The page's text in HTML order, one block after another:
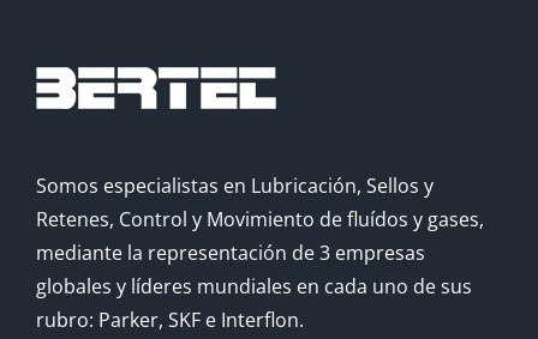
Somos especialistas en Lubricación, Sellos y
Retenes, Control y Movimiento de fluídos y gases,
mediante la representación de 3 empresas
globales y líderes mundiales en cada uno de sus
rubro: Parker, SKF e Interflon.